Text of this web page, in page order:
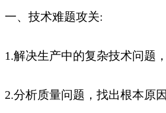
一、技术难题攻关:
1.解决生产中的复杂技术问题
2.分析质量问题，找出根本原